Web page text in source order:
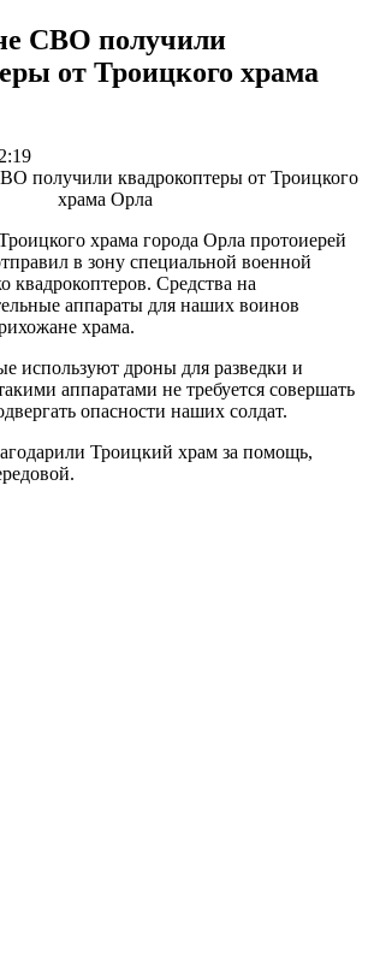
СВО получили
от Троицкого храма
храма города Орла протоиерей
в зону специальной военной
квадрокоптеров. Средства на
аппараты для наших воинов
храма.
используют дроны для разведки и
аппаратами не требуется совершать
опасности наших солдат.
Троицкий храм за помощь,